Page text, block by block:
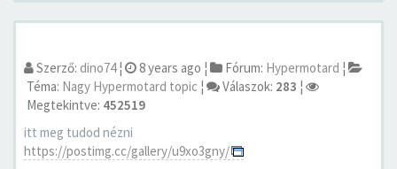
Szerző: dino74¦ 8 years ago ¦ Fórum: Hypermotard ¦
Téma: Nagy Hypermotard topic ¦ Válaszok: 283 ¦
Megtekintve: 452519
itt meg tudod nézni
https://postimg.cc/gallery/u9xo3gny/